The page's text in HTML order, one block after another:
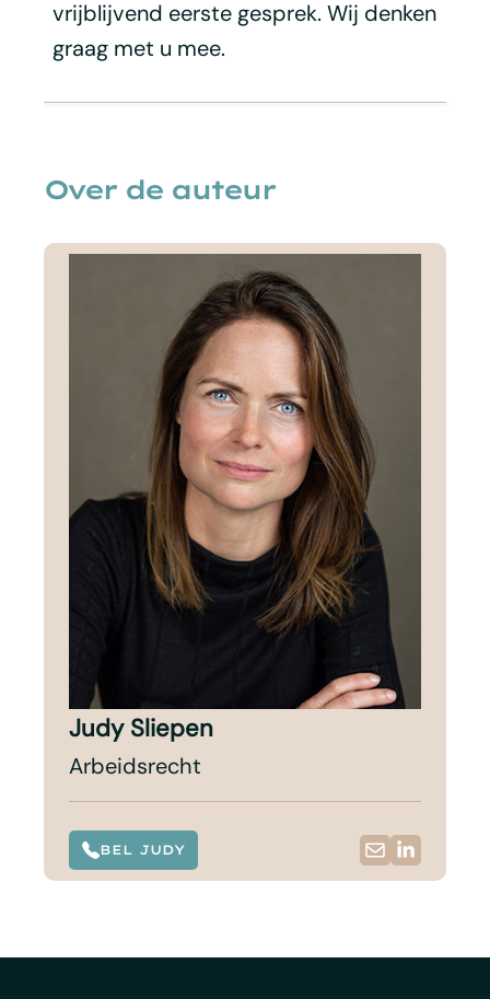
vrijblijvend eerste gesprek. Wij denken
graag met u mee.
Over de auteur
Judy Sliepen
Arbeidsrecht
BEL JUDY